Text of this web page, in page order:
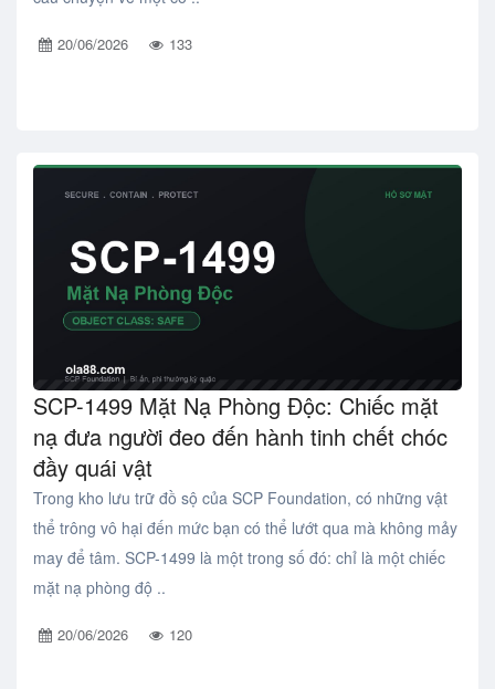
20/06/2026 133
SCP-1499 Mặt Nạ Phòng Độc: Chiếc mặt
nạ đưa người đeo đến hành tinh chết chóc
đầy quái vật
Trong kho lưu trữ đồ sộ của SCP Foundation, có những vật
thể trông vô hại đến mức bạn có thể lướt qua mà không mảy
may để tâm. SCP-1499 là một trong số đó: chỉ là một chiếc
mặt nạ phòng độ ..
20/06/2026 120